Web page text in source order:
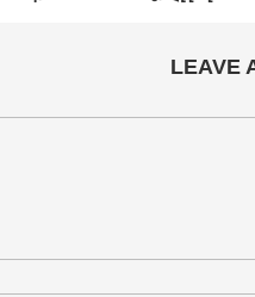
LEAVE